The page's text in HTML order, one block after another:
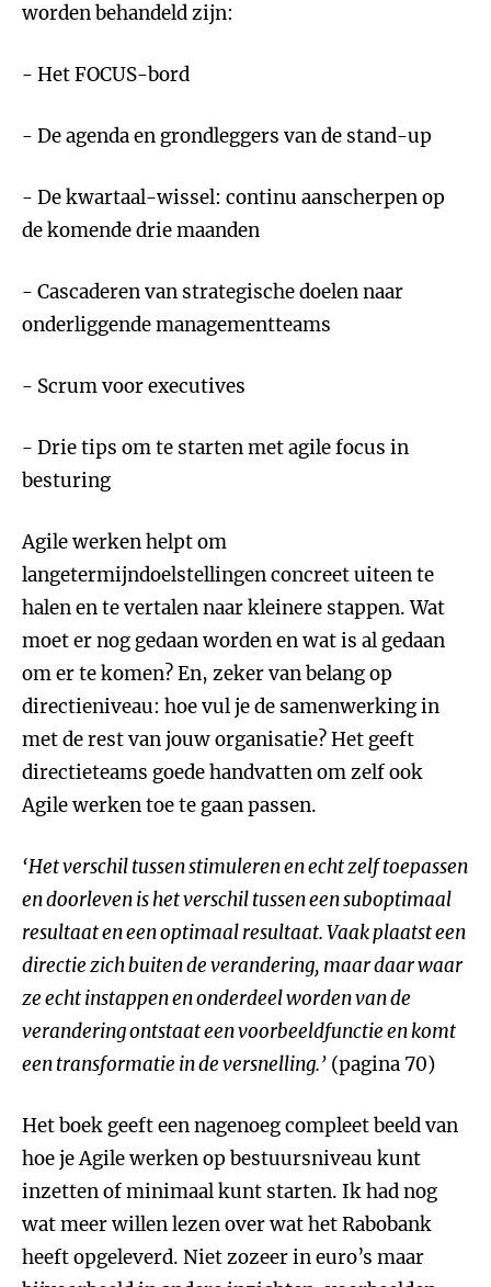
worden behandeld zijn:
- Het FOCUS-bord
- De agenda en grondleggers van de stand-up
- De kwartaal-wissel: continu aanscherpen op
de komende drie maanden
- Cascaderen van strategische doelen naar
onderliggende managementteams
- Scrum voor executives
- Drie tips om te starten met agile focus in
besturing
Agile werken helpt om
langetermijndoelstellingen concreet uiteen te
halen en te vertalen naar kleinere stappen. Wat
moet er nog gedaan worden en wat is al gedaan
om er te komen? En, zeker van belang op
directieniveau: hoe vul je de samenwerking in
met de rest van jouw organisatie? Het geeft
directieteams goede handvatten om zelf ook
Agile werken toe te gaan passen.
‘Het verschil tussen stimuleren en echt zelf toepassen
en doorleven is het verschil tussen een suboptimaal
resultaat en een optimaal resultaat. Vaak plaatst een
directie zich buiten de verandering, maar daar waar
ze echt instappen en onderdeel worden van de
verandering ontstaat een voorbeeldfunctie en komt
een transformatie in de versnelling.’ (pagina 70)
Het boek geeft een nagenoeg compleet beeld van
hoe je Agile werken op bestuursniveau kunt
inzetten of minimaal kunt starten. Ik had nog
wat meer willen lezen over wat het Rabobank
heeft opgeleverd. Niet zozeer in euro’s maar